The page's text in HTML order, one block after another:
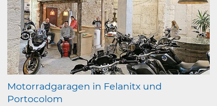
Motorradgaragen in Felanitx und
Portocolom